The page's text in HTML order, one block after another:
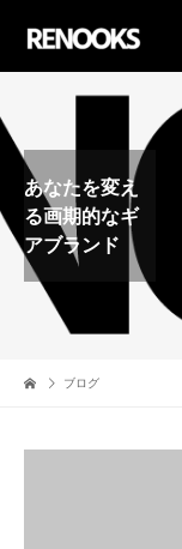
あなたを変え
る画期的なギ
アブランド
ブログ